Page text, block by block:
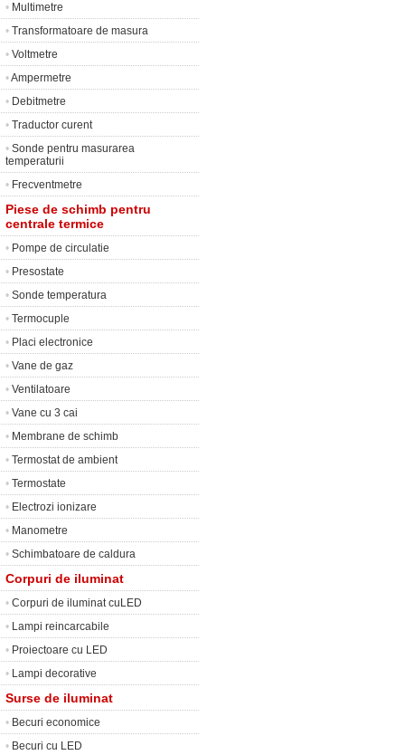
• Multimetre
• Transformatoare de masura
• Voltmetre
•Ampermetre
• Debitmetre
• Traductor curent
• Sonde pentru masurarea
temperaturii
• Frecventmetre
Piese de schimb pentru
centrale termice
• Pompe de circulatie
• Presostate
• Sonde temperatura
• Termocuple
• Placi electronice
• Vane de gaz
• Ventilatoare
• Vane cu 3 cai
• Membrane de schimb
• Termostat de ambient
• Termostate
• Electrozi ionizare
• Manometre
• Schimbatoare de caldura
Corpuri de iluminat
• Corpuri de iluminat cuLED
• Lampi reincarcabile
• Proiectoare cu LED
• Lampi decorative
Surse de iluminat
• Becuri economice
• Becuri cu LED